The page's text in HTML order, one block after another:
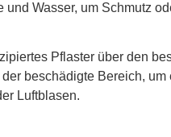
Wasser, um Schmutz
Pflaster über den
beschädigte Bereich,
Luftblasen.